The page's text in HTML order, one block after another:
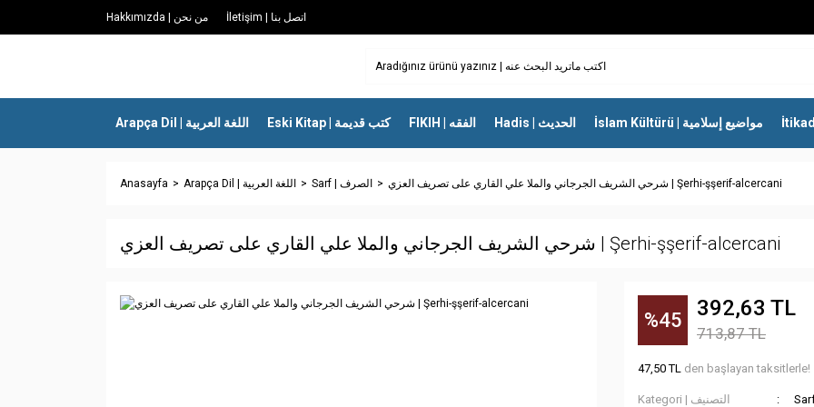
Hakkımızda | من نحن İletişim | اتصل بنا
Arapça Dil | اللغة العربية Eski Kitap | كتب قديمة FIKIH | الفقه Hadis | الحديث İslam Kültürü | مواضيع إسلامية
Anasayfa Arapça Dil | اللغة العربية Sarf | الصرف شرحي الشريف الجرجاني والملا علي القاري على تصريف العزي | Şerhi-şşerif-alcercani
شرحي الشريف الجرجاني والملا علي القاري على تصريف العزي | Şerhi-şşerif-alcercani
%45 392,63 TL
713,87 TL
47,50 TL den başlayan taksitlerle!
Kategori | التصنيف